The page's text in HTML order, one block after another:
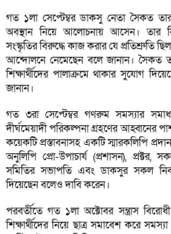
গত ১লা সেপ্টেম্বর ডাকসু নেতা সৈকত
অবস্থান নিয়ে আলোচনায় আসেন। তার
সংস্কৃতির বিরুদ্ধে কাজ করার যে প্রতিশ্রুতি
আন্দোলনে নেমেছেন বলে জানান। সৈকত
শিক্ষার্থীদের পালাক্রমে থাকার সুযোগ
জানান।
গত ৩রা সেপ্টেম্বর গণরুম সমস্যার
দীর্ঘমেয়াদী পরিকল্পনা গ্রহণের আহ্বানের
কয়েকটি প্রস্তাবনাসহ একটি স্মারকলিপি
অনুলিপি প্রো-উপাচার্য (প্রশাসন), প্রক্টর,
সমিতির সভাপতি এবং ডাকসুর সকল
দিয়েছেন বলেও দাবি করেন।
পরবর্তীতে গত ১লা অক্টোবর সন্ত্রাস
শিক্ষার্থীদের নিয়ে ছাত্র সমাবেশ করে